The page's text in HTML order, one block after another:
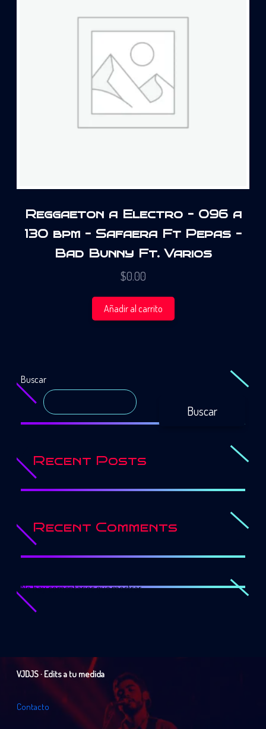
Reggaeton a Electro – 096 a
130 bpm – Safaera Ft Pepas –
Bad Bunny Ft. Varios
$0.00
Añadir al carrito
Buscar
Buscar
Recent Posts
Recent Comments
No hay comentarios que mostrar.
VJDJS · Edits a tu medida
Contacto